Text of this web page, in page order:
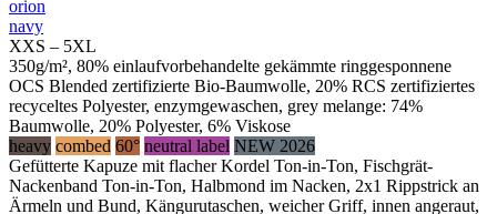
orion
navy
XXS – 5XL
350g/m², 80% einlaufvorbehandelte gekämmte ringgesponnene
OCS Blended zertifizierte Bio-Baumwolle, 20% RCS zertifiziertes
recyceltes Polyester, enzymgewaschen, grey melange: 74%
Baumwolle, 20% Polyester, 6% Viskose
heavy combed 60° neutral label NEW 2026
Gefütterte Kapuze mit flacher Kordel Ton-in-Ton, Fischgrät-
Nackenband Ton-in-Ton, Halbmond im Nacken, 2x1 Rippstrick an
Ärmeln und Bund, Kängurutaschen, weicher Griff, innen angeraut,